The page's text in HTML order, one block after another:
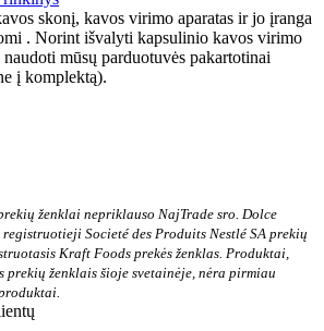
skonį, kavos virimo aparatas ir jo įranga
. Norint išvalyti kapsulinio kavos virimo
mūsų parduotuvės pakartotinai
į komplektą).
ženklai nepriklauso NajTrade sro. Dolce
Societé des Produits Nestlé SA prekių
Kraft Foods prekės ženklas. Produktai,
prekių ženklais šioje svetainėje, nėra pirmiau